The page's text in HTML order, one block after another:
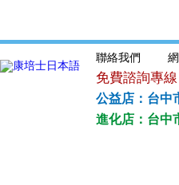
聯絡我們
免費諮詢專線
公益店：台中
進化店：台中